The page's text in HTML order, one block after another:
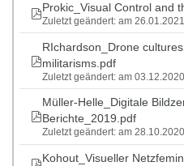
Prokic_Visual Control and
Zuletzt geändert: am
RIchardson_Drone
militarisms.pdf
Zuletzt geändert: am
Müller-Helle_Digitale
Berichte_2019.pdf
Zuletzt geändert: am
Kohout_Visueller